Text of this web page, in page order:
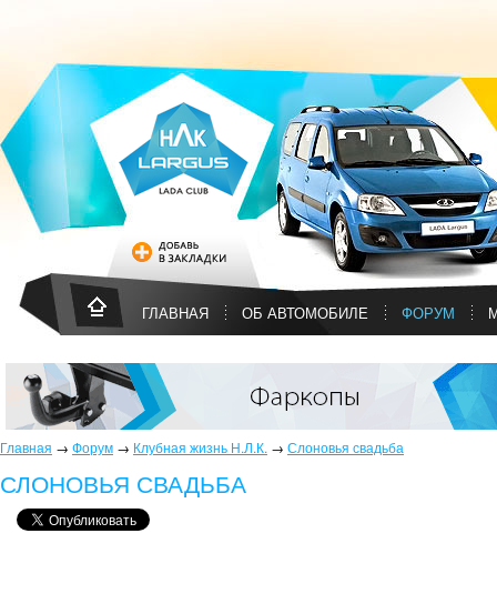
ГЛАВНАЯ ОБ АВТОМОБИЛЕ ФОРУМ
Главная → Форум → Клубная жизнь Н.Л.К. → Слоновья свадьба
СЛОНОВЬЯ СВАДЬБА